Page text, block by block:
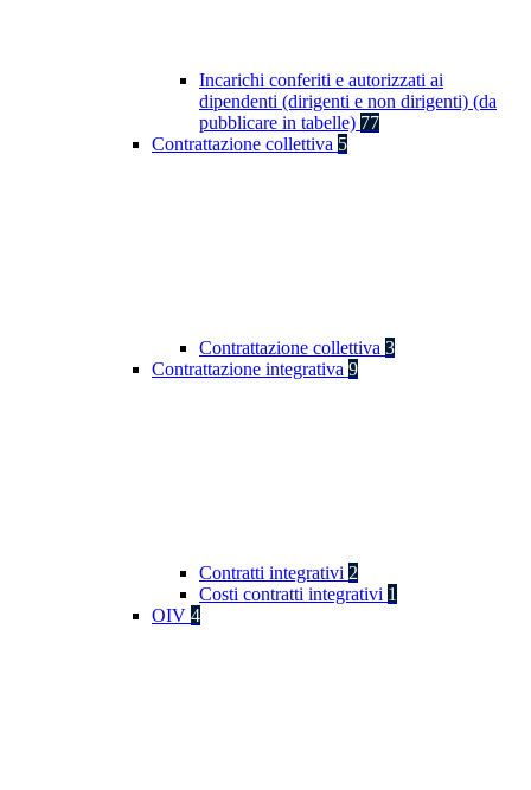
Incarichi conferiti e autorizzati ai
dipendenti (dirigenti e non dirigenti) (da
pubblicare in tabelle) 77
Contrattazione collettiva 5
Contrattazione collettiva 3
Contrattazione integrativa 9
Contratti integrativi 2
Costi contratti integrativi 1
OIV 4